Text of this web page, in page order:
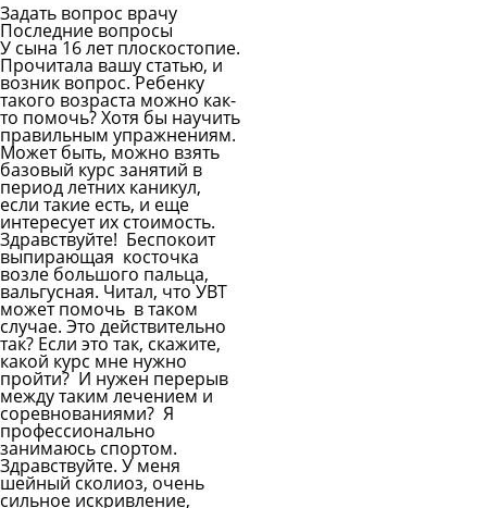
Задать вопрос врачу
Последние вопросы
У сына 16 лет плоскостопие.
Прочитала вашу статью, и
возник вопрос. Ребенку
такого возраста можно как-
то помочь? Хотя бы научить
правильным упражнениям.
Может быть, можно взять
базовый курс занятий в
период летних каникул,
если такие есть, и еще
интересует их стоимость.
Здравствуйте! Беспокоит
выпирающая косточка
возле большого пальца,
вальгусная. Читал, что УВТ
может помочь в таком
случае. Это действительно
так? Если это так, скажите,
какой курс мне нужно
пройти? И нужен перерыв
между таким лечением и
соревнованиями? Я
профессионально
занимаюсь спортом.
Здравствуйте. У меня
шейный сколиоз, очень
сильное искривление,